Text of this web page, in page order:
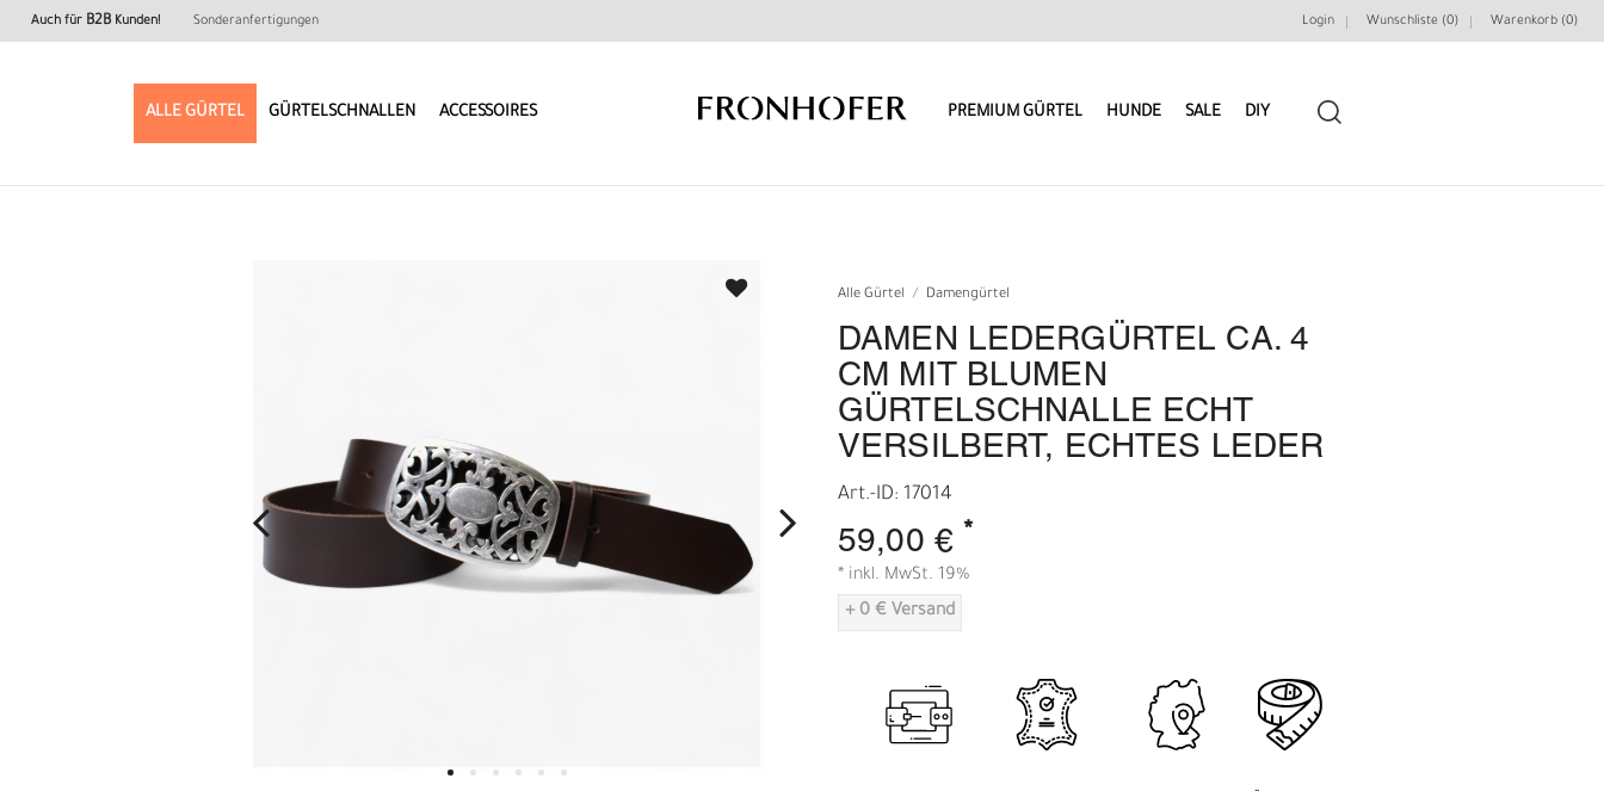
Auch für B2B Kunden! Sonderanfertigungen Login Wunschliste (0) Warenkorb (0)
ALLE GÜRTEL GÜRTELSCHNALLEN ACCESSOIRES
A
PREMIUM GÜRTEL HUNDE SALE DIY
Alle Gürtel Damengürtel
DAMEN LEDERGÜRTEL CA. 4
CM MIT BLUMEN
GÜRTELSCHNALLE ECHT
VERSILBERT, ECHTES LEDER
Art.-ID: 17014
59,00 € *
* inkl. MwSt. 19%
+ 0 € Versand